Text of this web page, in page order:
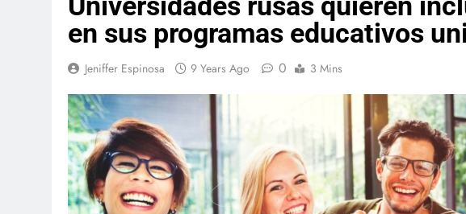
en sus programas educativos
Jeniffer Espinosa 9 Years Ago 0 3 Mins